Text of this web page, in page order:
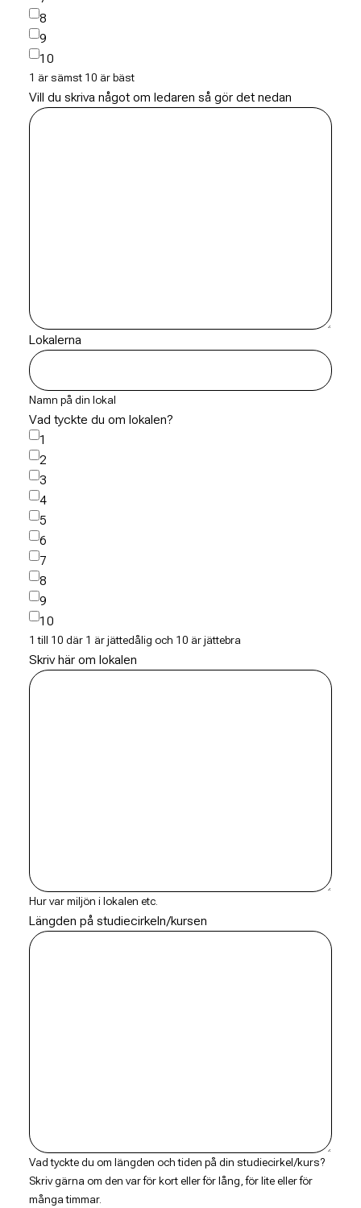
8
9
10
1 är sämst 10 är bäst
Vill du skriva något om ledaren så gör det nedan
Lokalerna
Namn på din lokal
Vad tyckte du om lokalen?
1
2
3
4
5
6
7
8
9
10
1 till 10 där 1 är jättedålig och 10 är jättebra
Skriv här om lokalen
Hur var miljön i lokalen etc.
Längden på studiecirkeln/kursen
Vad tyckte du om längden och tiden på din studiecirkel/kurs?
Skriv gärna om den var för kort eller för lång, för lite eller för
många timmar.